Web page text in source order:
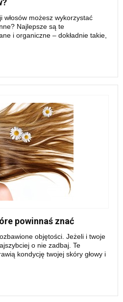
włosów możesz wykorzystać
Najlepsze są te
i organiczne – dokładnie takie,
powinnaś znać
objętości. Jeżeli i twoje
o nie zadbaj. Te
kondycję twojej skóry głowy i